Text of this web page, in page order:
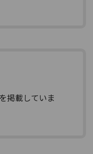
掲載していま